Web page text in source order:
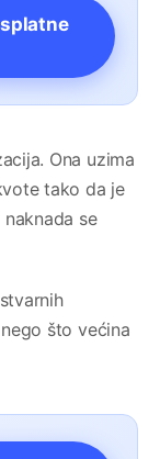
Ona uzima
tako da je
se
što većina